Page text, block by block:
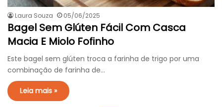
Laura Souza 05/06/2025
Bagel Sem Glúten Fácil Com Casca
Macia E Miolo Fofinho
Este bagel sem glúten troca a farinha de trigo por uma
combinação de farinha de…
Leia mais »